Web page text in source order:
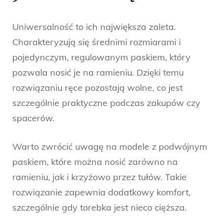
Uniwersalność to ich największa zaleta.
Charakteryzują się średnimi rozmiarami i
pojedynczym, regulowanym paskiem, który
pozwala nosić je na ramieniu. Dzięki temu
rozwiązaniu ręce pozostają wolne, co jest
szczególnie praktyczne podczas zakupów czy
spacerów.
Warto zwrócić uwagę na modele z podwójnym
paskiem, które można nosić zarówno na
ramieniu, jak i krzyżowo przez tułów. Takie
rozwiązanie zapewnia dodatkowy komfort,
szczególnie gdy torebka jest nieco cięższa.